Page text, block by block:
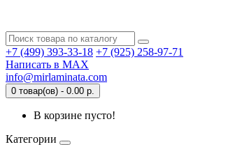
+7 (499) 393-33-18 +7 (925) 258-97-71
Написать в MAX
info@mirlaminata.com
0 товар(ов) - 0.00 р.
В корзине пусто!
Категории